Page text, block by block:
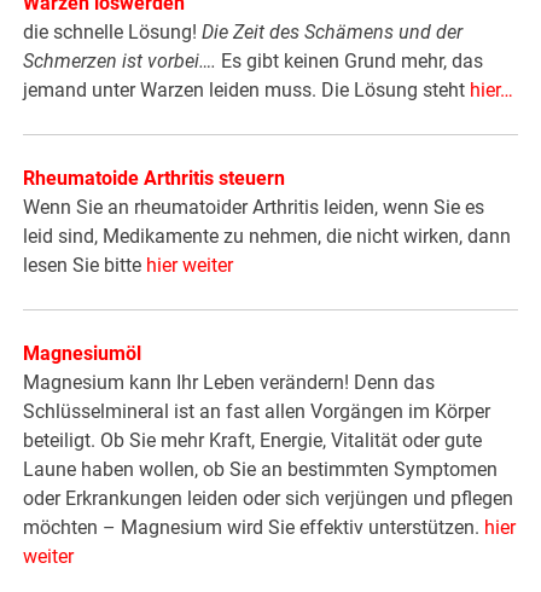
die schnelle Lösung!Die Zeit des Schämens und der
Schmerzen ist vorbei…. Es gibt keinen Grund mehr, das
jemand unter Warzen leiden muss. Die Lösung steht hier…
Rheumatoide Arthritis steuern
Wenn Sie an rheumatoider Arthritis leiden, wenn Sie es
leid sind, Medikamente zu nehmen, die nicht wirken, dann
lesen Sie bitte hier weiter
Magnesiumöl
Magnesium kann Ihr Leben verändern! Denn das
Schlüsselmineral ist an fast allen Vorgängen im Körper
beteiligt. Ob Sie mehr Kraft, Energie, Vitalität oder gute
Laune haben wollen, ob Sie an bestimmten Symptomen
oder Erkrankungen leiden oder sich verjüngen und pflegen
möchten – Magnesium wird Sie effektiv unterstützen. hier
weiter